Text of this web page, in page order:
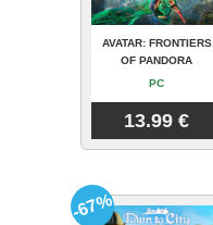
AVATAR: FRONTIERS
OF PANDORA
PC
13.99 €
-67%